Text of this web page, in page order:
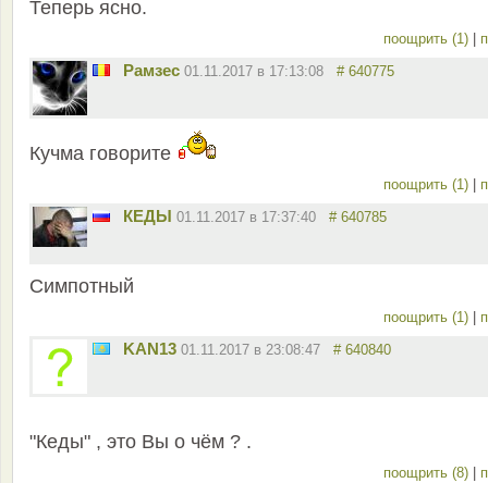
Теперь ясно.
поощрить (1)
Рамзес 01.11.2017 в 17:13:08 # 640775
Кучма говорите
поощрить (1)
КЕДЫ 01.11.2017 в 17:37:40 # 640785
Симпотный
поощрить (1)
KAN13 01.11.2017 в 23:08:47 # 640840
"Кеды" , это Вы о чём ? .
поощрить (8)